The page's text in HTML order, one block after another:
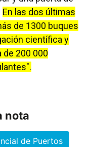
En las dos últimas
de 1300 buques
científica y
de 200 000
nota
de Puertos